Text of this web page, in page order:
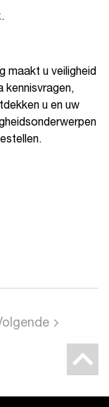
.
maakt u veiligheid
kennisvragen,
u en uw